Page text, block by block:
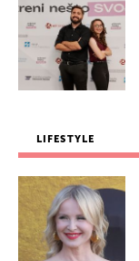
LIFESTYLE